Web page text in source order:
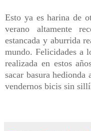
Esto ya es harina de
verano altamente
estancada y aburrida
mundo. Felicidades a
realizada en estos
sacar basura hedionda
vendernos bicis sin